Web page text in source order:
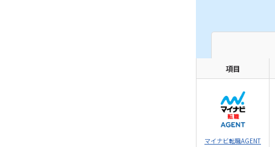
項目
マイナビ転職AGENT